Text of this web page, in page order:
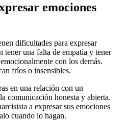
emociones
dificultades para expresar
tener una falta de empatía y tener
con los demás.
fríos o insensibles.
en una relación con un
comunicación honesta y abierta.
a expresar sus emociones
cuando lo hagan.